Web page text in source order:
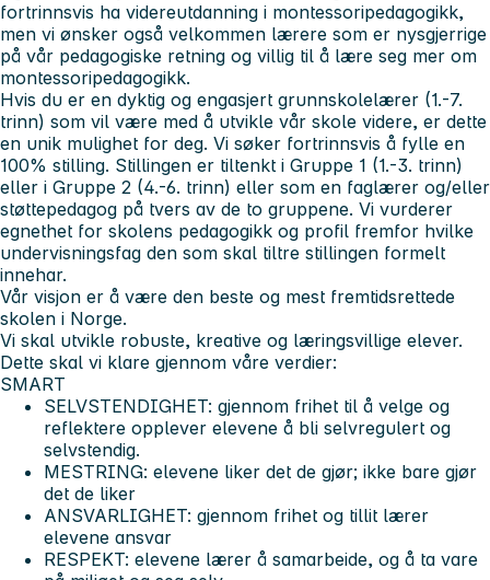
fortrinnsvis ha videreutdanning i montessoripedagogikk,
men vi ønsker også velkommen lærere som er nysgjerrige
på vår pedagogiske retning og villig til å lære seg mer om
montessoripedagogikk.
Hvis du er en dyktig og engasjert grunnskolelærer (1.-7.
trinn) som vil være med å utvikle vår skole videre, er dette
en unik mulighet for deg. Vi søker fortrinnsvis å fylle en
100% stilling. Stillingen er tiltenkt i Gruppe 1 (1.-3. trinn)
eller i Gruppe 2 (4.-6. trinn) eller som en faglærer og/eller
støttepedagog på tvers av de to gruppene. Vi vurderer
egnethet for skolens pedagogikk og profil fremfor hvilke
undervisningsfag den som skal tiltre stillingen formelt
innehar.
Vår visjon er å være den beste og mest fremtidsrettede
skolen i Norge.
Vi skal utvikle robuste, kreative og læringsvillige elever.
Dette skal vi klare gjennom våre verdier:
SMART
SELVSTENDIGHET: gjennom frihet til å velge og
reflektere opplever elevene å bli selvregulert og
selvstendig.
MESTRING: elevene liker det de gjør; ikke bare gjør
det de liker
ANSVARLIGHET: gjennom frihet og tillit lærer
elevene ansvar
RESPEKT: elevene lærer å samarbeide, og å ta vare